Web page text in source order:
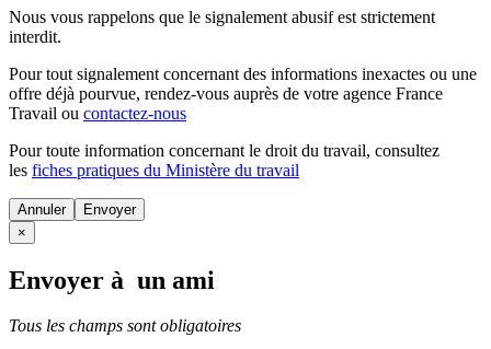
Nous vous rappelons que le signalement abusif est strictement
interdit.
Pour tout signalement concernant des informations inexactes ou une
offre déjà pourvue, rendez-vous auprès de votre agence France
Travail ou contactez-nous
Pour toute information concernant le droit du travail, consultez
les fiches pratiques du Ministère du travail
Annuler
×
Envoyer à un ami
Tous les champs sont obligatoires